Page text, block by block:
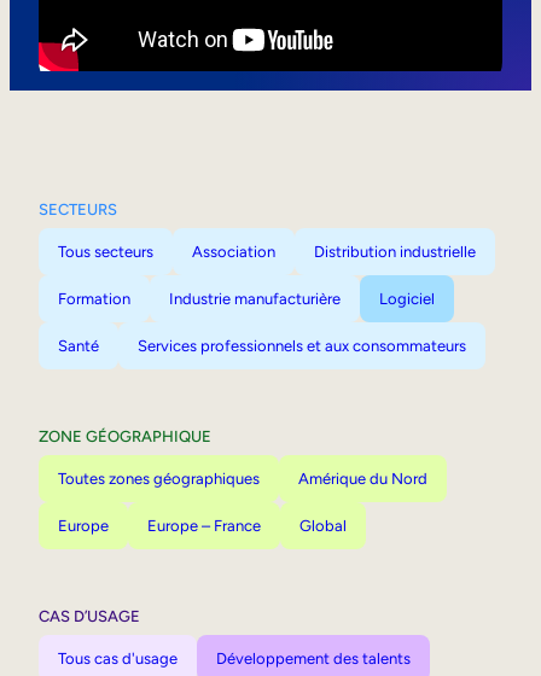
SECTEURS
Tous secteurs Association Distribution industrielle
Formation Industrie manufacturière Logiciel
Santé Services professionnels et aux consommateurs
ZONE GÉOGRAPHIQUE
Toutes zones géographiques Amérique du Nord
Europe Europe – France Global
CAS D’USAGE
Tous cas d'usage Développement des talents